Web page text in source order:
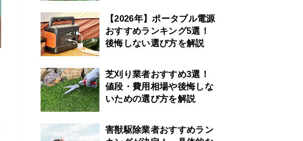
【2026年】ポータブル電源
おすすめランキング5選！
後悔しない選び方を解説
芝刈り業者おすすめ3選！
値段・費用相場や後悔しな
いための選び方を解説
害獣駆除業者おすすめラン